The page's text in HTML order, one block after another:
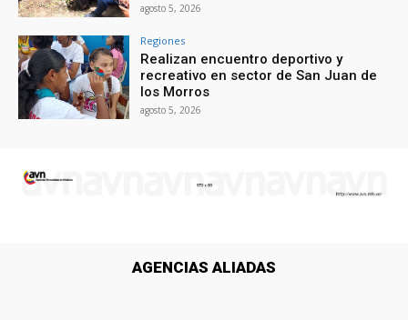
agosto 5, 2026
Regiones
Realizan encuentro deportivo y
recreativo en sector de San Juan de
los Morros
agosto 5, 2026
AGENCIAS ALIADAS